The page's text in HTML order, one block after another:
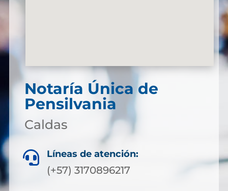
Notaría Única de
Pensilvania
Caldas
 Líneas de atención:
(+57) 3170896217